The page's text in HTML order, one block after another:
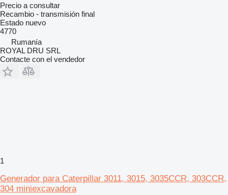
Precio a consultar
Recambio - transmisión final
Estado nuevo
4770
Rumanía
ROYAL DRU SRL
Contacte con el vendedor
1
Generador para Caterpillar 3011, 3015, 3035CCR, 303CCR,
304 miniexcavadora